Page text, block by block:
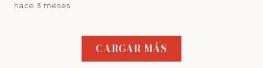
hace 3 meses
CARGAR MÁS